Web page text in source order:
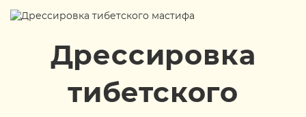
Дрессировка
тибетского